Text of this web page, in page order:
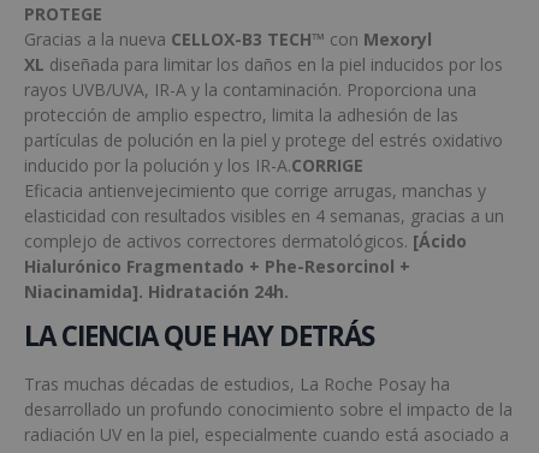
PROTEGE
Gracias a la nueva CELLOX-B3 TECH™ con Mexoryl
XL diseñada para limitar los daños en la piel inducidos por los
rayos UVB/UVA, IR-A y la contaminación. Proporciona una
protección de amplio espectro, limita la adhesión de las
partículas de polución en la piel y protege del estrés oxidativo
inducido por la polución y los IR-A.CORRIGE
Eficacia antienvejecimiento que corrige arrugas, manchas y
elasticidad con resultados visibles en 4 semanas, gracias a un
complejo de activos correctores dermatológicos. [Ácido
Hialurónico Fragmentado + Phe-Resorcinol +
Niacinamida]. Hidratación 24h.
LA CIENCIA QUE HAY DETRÁS
Tras muchas décadas de estudios, La Roche Posay ha
desarrollado un profundo conocimiento sobre el impacto de la
radiación UV en la piel, especialmente cuando está asociado a